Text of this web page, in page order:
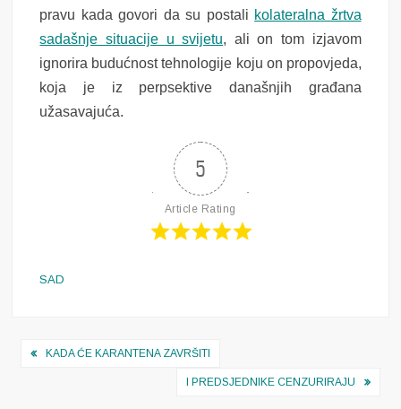
pravu kada govori da su postali kolateralna žrtva
sadašnje situacije u svijetu, ali on tom izjavom
ignorira budućnost tehnologije koju on propovjeda,
koja je iz perpsektive današnjih građana
užasavajuća.
5
Article Rating
SAD
Navigacija
KADA ĆE KARANTENA ZAVRŠITI
I PREDSJEDNIKE CENZURIRAJU